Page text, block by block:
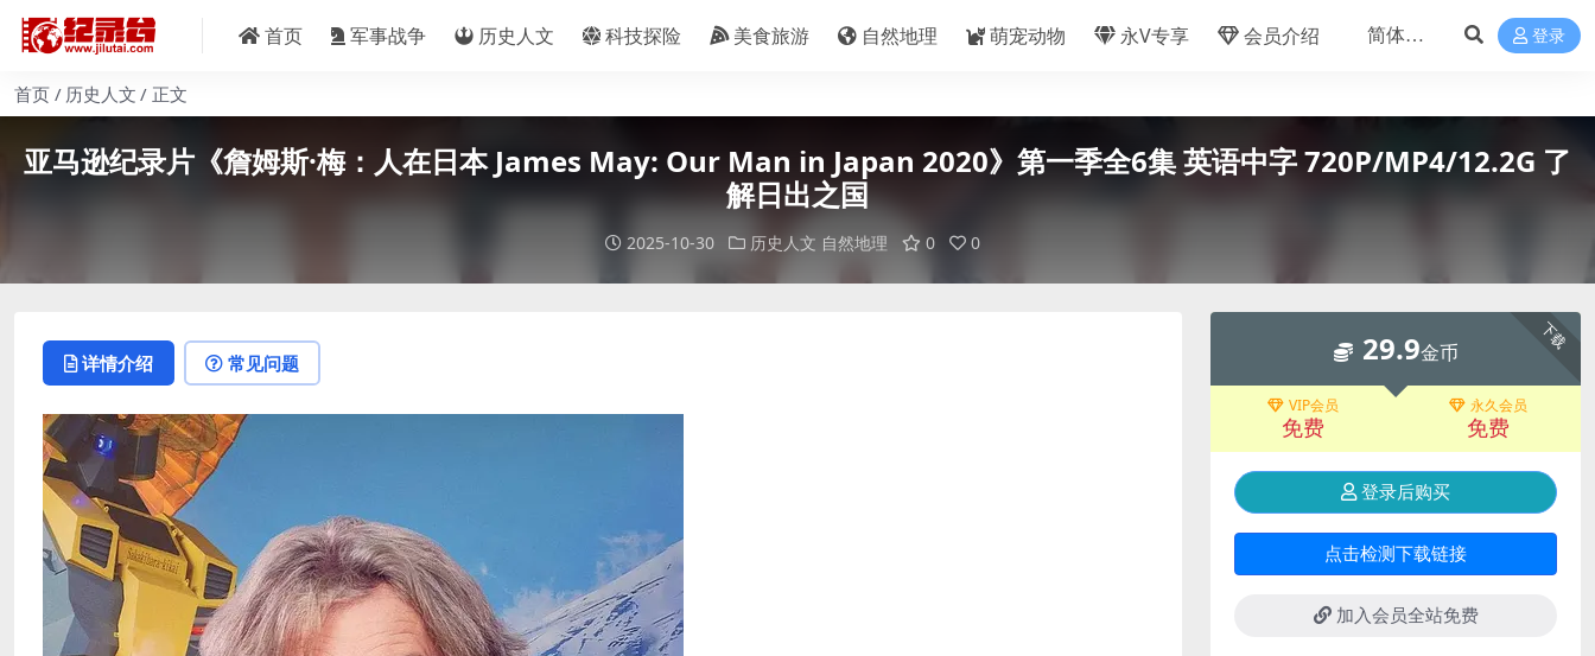
首页 军事战争 历史人文 科技探险 美食旅游 自然地理 萌宠动物 永V专享 会员介绍 登录
首页 历史人文 正文
亚马逊纪录片《詹姆斯·梅：人在日本 James May: Our Man in Japan 2020》第一季全6集 英语中字 720P/MP4/12.2G 了
解日出之国
2025-10-30 历史人文 自然地理 0 0
详情介绍 常见问题
下载
29.9金币
VIP会员
免费
永久会员
免费
登录后购买
点击检测下载链接
加入会员全站免费